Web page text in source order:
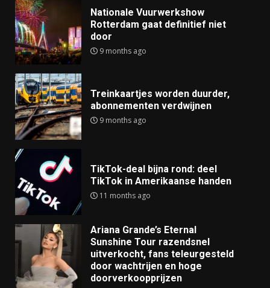
Nationale Vuurwerkshow
Rotterdam gaat definitief niet
door
9 months ago
Treinkaartjes worden duurder,
abonnementen verdwijnen
9 months ago
TikTok-deal bijna rond: deel
TikTok in Amerikaanse handen
11 months ago
Ariana Grande’s Eternal
Sunshine Tour razendsnel
uitverkocht, fans teleurgesteld
door wachtrijen en hoge
doorverkoopprijzen